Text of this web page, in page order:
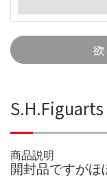
商品説明
開封品ですがほ